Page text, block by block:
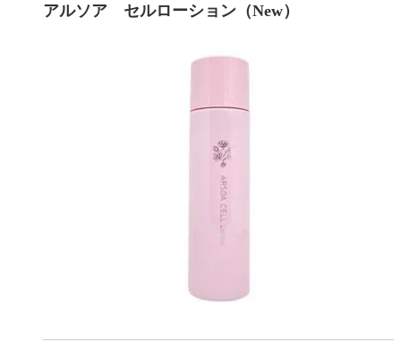
アルソア セルローション（New）